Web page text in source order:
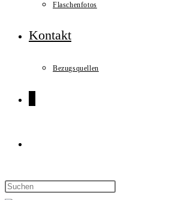
Flaschenfotos
Kontakt
Bezugsquellen
Suche
Press